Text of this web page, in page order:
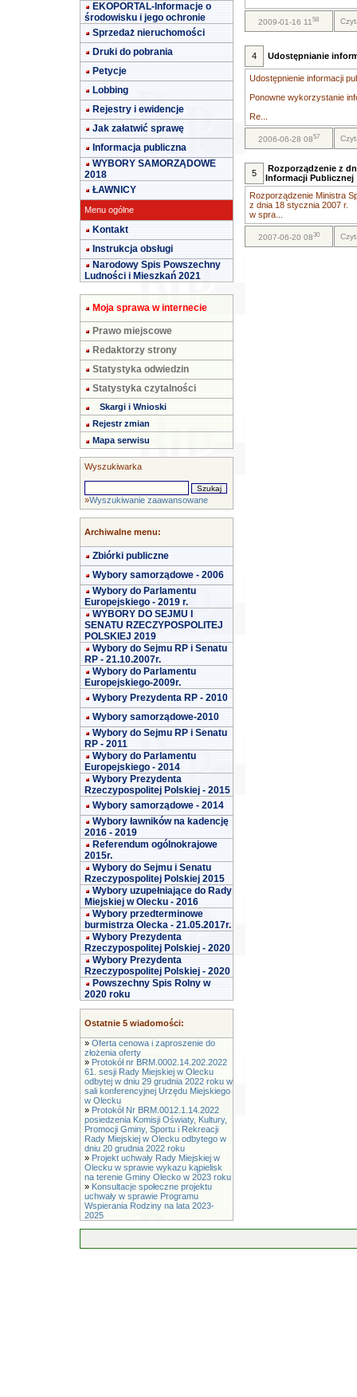
EKOPORTAL-Informacje o
środowisku i jego ochronie
Sprzedaż nieruchomości
Druki do pobrania
Petycje
Lobbing
Rejestry i ewidencje
Jak załatwić sprawę
Informacja publiczna
WYBORY SAMORZĄDOWE
2018
ŁAWNICY
Menu ogólne
Kontakt
Instrukcja obsługi
Narodowy Spis Powszechny
Ludności i Mieszkań 2021
Moja sprawa w internecie
Prawo miejscowe
Redaktorzy strony
Statystyka odwiedzin
Statystyka czytalności
Skargi i Wnioski
Rejestr zmian
Mapa serwisu
Wyszukiwarka
»Wyszukiwanie zaawansowane
Archiwalne menu:
Zbiórki publiczne
Wybory samorządowe - 2006
Wybory do Parlamentu
Europejskiego - 2019 r.
WYBORY DO SEJMU I
SENATU RZECZYPOSPOLITEJ
POLSKIEJ 2019
Wybory do Sejmu RP i Senatu
RP - 21.10.2007r.
Wybory do Parlamentu
Europejskiego-2009r.
Wybory Prezydenta RP - 2010
Wybory samorządowe-2010
Wybory do Sejmu RP i Senatu
RP - 2011
Wybory do Parlamentu
Europejskiego - 2014
Wybory Prezydenta
Rzeczypospolitej Polskiej - 2015
Wybory samorządowe - 2014
Wybory ławników na kadencję
2016 - 2019
Referendum ogólnokrajowe
2015r.
Wybory do Sejmu i Senatu
Rzeczypospolitej Polskiej 2015
Wybory uzupełniające do Rady
Miejskiej w Olecku - 2016
Wybory przedterminowe
burmistrza Olecka - 21.05.2017r.
Wybory Prezydenta
Rzeczypospolitej Polskiej - 2020
Wybory Prezydenta
Rzeczypospolitej Polskiej - 2020
Powszechny Spis Rolny w
2020 roku
Ostatnie 5 wiadomości:
» Oferta cenowa i zaproszenie do
złożenia oferty
» Protokół nr BRM.0002.14.202.2022
61. sesji Rady Miejskiej w Olecku
odbytej w dniu 29 grudnia 2022 roku w
sali konferencyjnej Urzędu Miejskiego
w Olecku
» Protokół Nr BRM.0012.1.14.2022
posiedzenia Komisji Oświaty, Kultury,
Promocji Gminy, Sportu i Rekreacji
Rady Miejskiej w Olecku odbytego w
dniu 20 grudnia 2022 roku
» Projekt uchwały Rady Miejskiej w
Olecku w sprawie wykazu kąpielisk
na terenie Gminy Olecko w 2023 roku
» Konsultacje społeczne projektu
uchwały w sprawie Programu
Wspierania Rodziny na lata 2023-
2025
2009-01-16 1158
4 Udostępnianie
Udostępnienie informacji
Ponowne wykorzystanie
Re...
2006-06-28 0857
5
Rozporządzenie z
Informacji Publicznej
Rozporządzenie Ministra
z dnia 18 stycznia 2007 r.
w spra...
2007-06-20 0830